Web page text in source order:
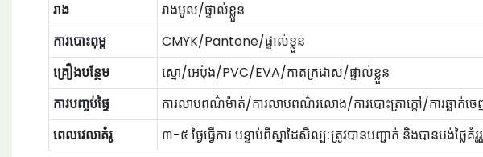
រាង
រាងមូល/ផ្ទាល់ខ្លួន
ការបោះពុម្ព
CMYK/Pantone/ផ្ទាល់ខ្លួន
គ្រឿងបន្ថែម
ស្នោ/អេប៉ុង/PVC/EVA/កាតក្រដាស/ផ្ទាល់ខ្លួន
ការបញ្ចប់ផ្ទៃ
ការ​លាប​ពណ៌​ម៉ាត់/ការ​លាប​ពណ៌​រលោង/ការ​បោះ​ត្រា​ក្តៅ/ការ​ឆ្លាក់​
ពេលវេលាគំរូ
៣-៥ ថ្ងៃធ្វើការ បន្ទាប់ពីស្នាដៃសិល្បៈត្រូវបានបញ្ជាក់ និងបានបង់ថ្លៃគំ